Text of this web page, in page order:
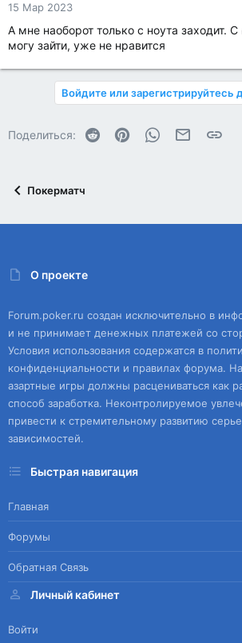
15 Мар 2023
А мне наоборот только с ноута заходит.
могу зайти, уже не нравится
Войдите или зарегистрируйтесь
Поделиться: Reddit PinterestWhatsApp
Покерматч
О проекте
Forum.poker.ru создан исключительно в
и не принимает денежных платежей со
Условия использования содержатся в
конфиденциальности и правилах форума.
азартные игры должны расцениваться как
способ заработка. Неконтролируемое
привести к стремительному развитию
зависимостей.
Быстрая навигация
Главная
Форумы
Обратная Связь
Личный кабинет
Войти